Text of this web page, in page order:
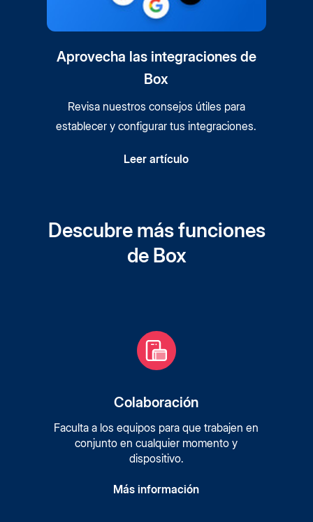
Aprovecha las integraciones de
Box
Revisa nuestros consejos útiles para
establecer y configurar tus integraciones.
Leer artículo
Descubre más funciones
de Box
Colaboración
Faculta a los equipos para que trabajen en
conjunto en cualquier momento y
dispositivo.
Más información